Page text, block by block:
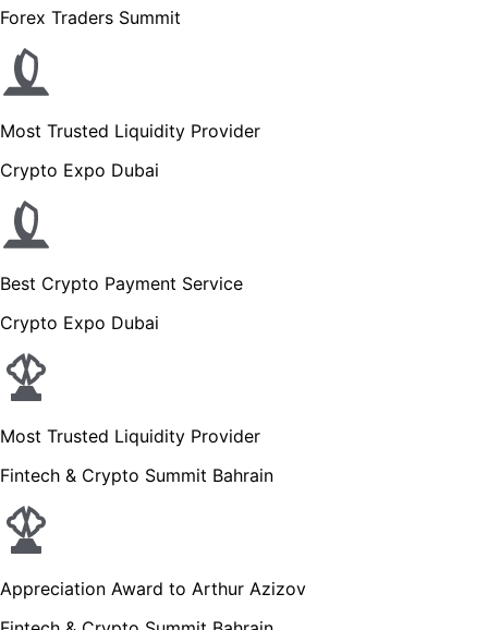
Forex Traders Summit
Most Trusted Liquidity Provider
Crypto Expo Dubai
Best Crypto Payment Service
Crypto Expo Dubai
Most Trusted Liquidity Provider
Fintech & Crypto Summit Bahrain
Appreciation Award to Arthur Azizov